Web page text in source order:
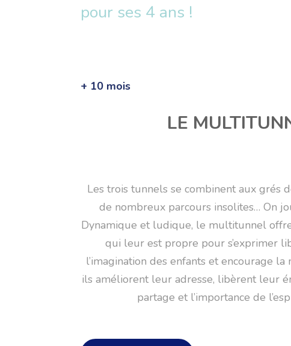
pour ses 4 ans !
+ 10 mois
LE
Les trois tunnels se combinent aux grés
de nombreux parcours insolites… On
Dynamique et ludique, le multitunnel
qui leur est propre pour s’exprimer
l’imagination des enfants et encourage la
ils améliorent leur adresse, libèrent leur
partage et l’importance de